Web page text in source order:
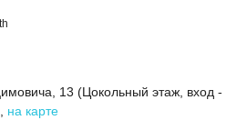
13 (Цокольный этаж, вход -
на карте